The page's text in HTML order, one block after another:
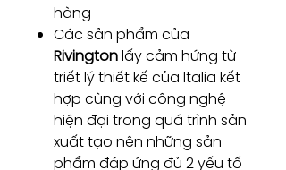
hàng
Các sản phẩm của
Rivingtonlấy cảm hứng từ
triết lý thiết kế của Italia kết
hợp cùng với công nghệ
hiện đại trong quá trình sản
xuất tạo nên những sản
phẩm đáp ứng đủ 2 yếu tố